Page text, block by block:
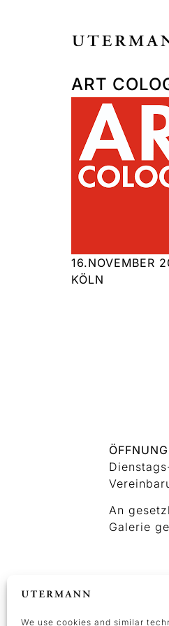
We use cookies and similar
ART
16.NOVEMBER
KÖLN
An
Galerie